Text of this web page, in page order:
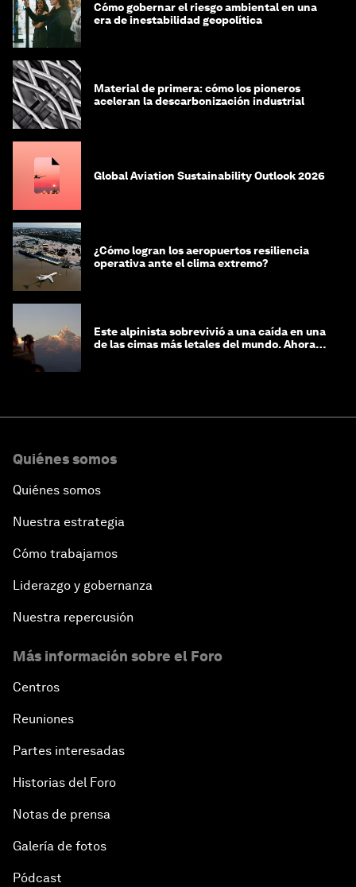
Cómo gobernar el riesgo ambiental en una
era de inestabilidad geopolítica
Material de primera: cómo los pioneros
aceleran la descarbonización industrial
Global Aviation Sustainability Outlook 2026
¿Cómo logran los aeropuertos resiliencia
operativa ante el clima extremo?
Este alpinista sobrevivió a una caída en una
de las cimas más letales del mundo. Ahora
Quiénes somos
Quiénes somos
Nuestra estrategia
Cómo trabajamos
Liderazgo y gobernanza
Nuestra repercusión
Más información sobre el Foro
Centros
Reuniones
Partes interesadas
Historias del Foro
Notas de prensa
Galería de fotos
Pódcast